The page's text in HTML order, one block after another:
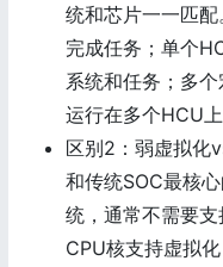
统和芯片一一匹
完成任务；单个
系统和任务；多
运行在多个HCU
区别2：弱虚拟化
和传统SOC最核
统，通常不需要
CPU核支持虚拟